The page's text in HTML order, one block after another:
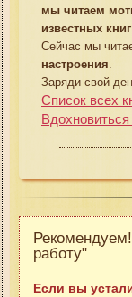
мы читаем
известных
Сейчас мы
настроения
Заряди свой
Список всех
Вдохновиться
работу"
Если вы